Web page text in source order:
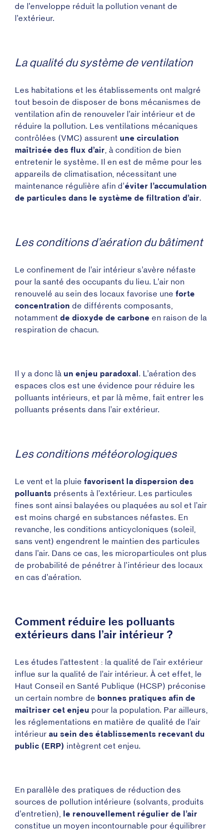
de l’enveloppe réduit la pollution venant de
l’extérieur.
La qualité du système de ventilation
Les habitations et les établissements ont malgré
tout besoin de disposer de bons mécanismes de
ventilation afin de renouveler l’air intérieur et de
réduire la pollution. Les ventilations mécaniques
contrôlées (VMC) assurent une circulation
maîtrisée des flux d’air, à condition de bien
entretenir le système. Il en est de même pour les
appareils de climatisation, nécessitant une
maintenance régulière afin d’éviter l’accumulation
de particules dans le système de filtration d’air.
Les conditions d’aération du bâtiment
Le confinement de l’air intérieur s’avère néfaste
pour la santé des occupants du lieu. L’air non
renouvelé au sein des locaux favorise une forte
concentration de différents composants,
notamment de dioxyde de carbone en raison de la
respiration de chacun.
Il y a donc là un enjeu paradoxal . L’aération des
espaces clos est une évidence pour réduire les
polluants intérieurs, et par là même, fait entrer les
polluants présents dans l’air extérieur.
Les conditions météorologiques
Le vent et la pluie favorisent la dispersion des
polluants présents à l’extérieur. Les particules
fines sont ainsi balayées ou plaquées au sol et l’air
est moins chargé en substances néfastes. En
revanche, les conditions anticycloniques (soleil,
sans vent) engendrent le maintien des particules
dans l’air. Dans ce cas, les microparticules ont plus
de probabilité de pénétrer à l’intérieur des locaux
en cas d’aération.
Comment réduire les polluants
extérieurs dans l’air intérieur ?
Les études l’attestent : la qualité de l’air extérieur
influe sur la qualité de l’air intérieur. À cet effet, le
Haut Conseil en Santé Publique (HCSP) préconise
un certain nombre de bonnes pratiques afin de
maîtriser cet enjeu pour la population. Par ailleurs,
les réglementations en matière de qualité de l’air
intérieur au sein des établissements recevant du
public (ERP) intègrent cet enjeu.
En parallèle des pratiques de réduction des
sources de pollution intérieure (solvants, produits
d’entretien), le renouvellement régulier de l’air
constitue un moyen incontournable pour équilibrer